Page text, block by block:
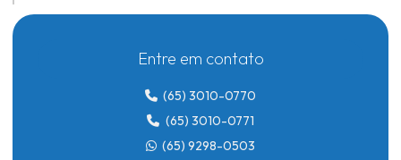
Controle de acesso biométrico
Controle de acesso biométrico para condomínios
Controle de acesso biométrico em lucas do rio verde
Controle de acesso para condomínio
Controle de acesso para condomínio em lucas do rio verde
Entre em contato
(65) 3010-0770
(65) 3010-0771
(65) 9298-0503